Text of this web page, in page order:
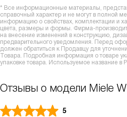
* Все информационные материалы,
справочный характер и не могут в полной
информацию о свойствах, комплектации и
цвета, размеры и формы. Фирма-
на внесение изменений в конструкцию,
предварительного уведомления. Перед
должен обратиться к Продавцу для
Товара. Подробная информация о товаре
упаковке товара. Используемое название в
Отзывы о модели Miele
5